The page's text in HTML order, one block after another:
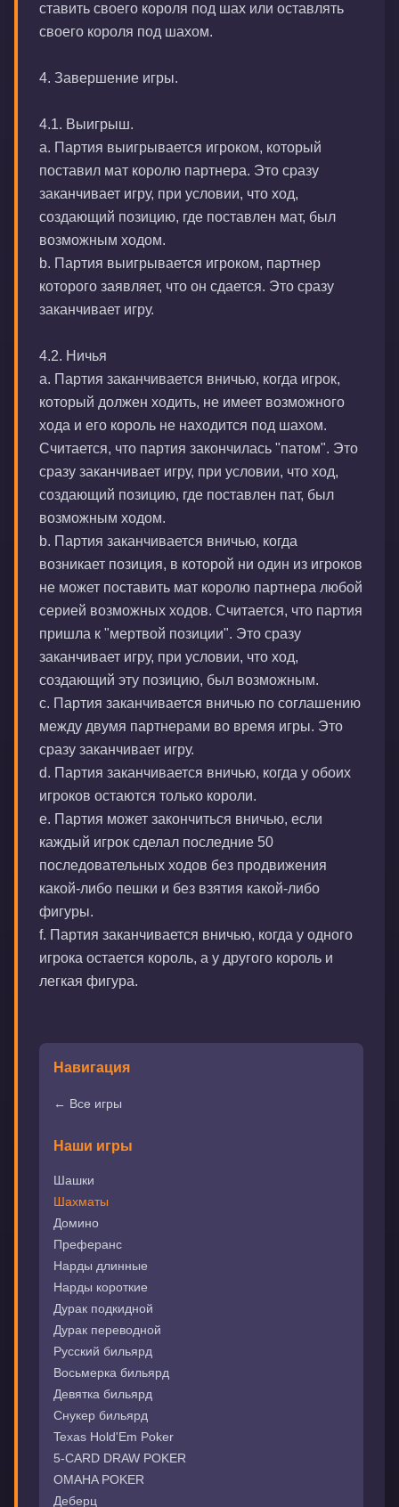
ставить своего короля под шах или оставлять
своего короля под шахом.
4. Завершение игры.
4.1. Выигрыш.
а. Партия выигрывается игроком, который
поставил мат королю партнера. Это сразу
заканчивает игру, при условии, что ход,
создающий позицию, где поставлен мат, был
возможным ходом.
b. Партия выигрывается игроком, партнер
которого заявляет, что он сдается. Это сразу
заканчивает игру.
4.2. Ничья
а. Партия заканчивается вничью, когда игрок,
который должен ходить, не имеет возможного
хода и его король не находится под шахом.
Считается, что партия закончилась "патом". Это
сразу заканчивает игру, при условии, что ход,
создающий позицию, где поставлен пат, был
возможным ходом.
b. Партия заканчивается вничью, когда
возникает позиция, в которой ни один из игроков
не может поставить мат королю партнера любой
серией возможных ходов. Считается, что партия
пришла к "мертвой позиции". Это сразу
заканчивает игру, при условии, что ход,
создающий эту позицию, был возможным.
с. Партия заканчивается вничью по соглашению
между двумя партнерами во время игры. Это
сразу заканчивает игру.
d. Партия заканчивается вничью, когда у обоих
игроков остаются только короли.
е. Партия может закончиться вничью, если
каждый игрок сделал последние 50
последовательных ходов без продвижения
какой-либо пешки и без взятия какой-либо
фигуры.
f. Партия заканчивается вничью, когда у одного
игрока остается король, а у другого король и
легкая фигура.
Навигация
← Все игры
Наши игры
Шашки
Шахматы
Домино
Преферанс
Нарды длинные
Нарды короткие
Дурак подкидной
Дурак переводной
Русский бильярд
Восьмерка бильярд
Девятка бильярд
Снукер бильярд
Texas Hold'Em Poker
5-CARD DRAW POKER
OMAHA POKER
Деберц